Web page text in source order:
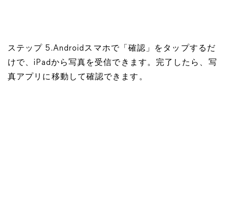
ステップ 5.Androidスマホで「確認」をタップするだ
けで、iPadから写真を受信できます。完了したら、写
真アプリに移動して確認できます。